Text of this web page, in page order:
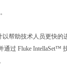
以帮助技术人员更快
过 Fluke IntellaSet™